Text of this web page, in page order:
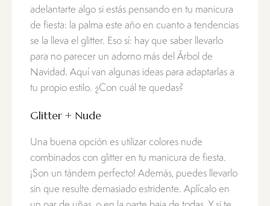
adelantarte algo si estás pensando en tu manicura
de fiesta: la palma este año en cuanto a tendencias
se la lleva el glitter. Eso sí: hay que saber llevarlo
para no parecer un adorno más del Árbol de
Navidad. Aquí van algunas ideas para adaptarlas a
tu propio estilo. ¿Con cuál te quedas?
Glitter + Nude
Una buena opción es utilizar colores nude
combinados con glitter en tu manicura de fiesta.
¡Son un tándem perfecto! Además, puedes llevarlo
sin que resulte demasiado estridente. Aplícalo en